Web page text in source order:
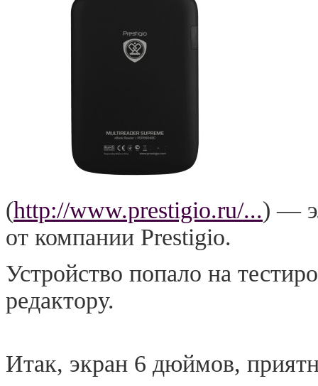
(http://www.prestigio.ru/...) —
от компании Prestigio.
Устройство попало на
редактору.
Итак, экран 6 дюймов,